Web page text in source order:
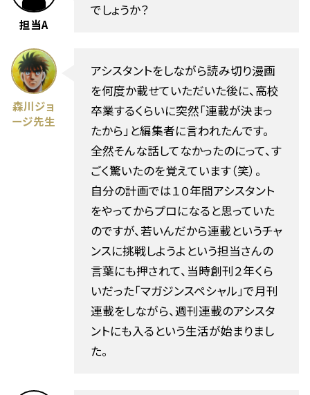
担当A
でしょうか？
森川ジョ
ージ先生
アシスタントをしながら読み切り漫画
を何度か載せていただいた後に、高校
卒業するくらいに突然「連載が決まっ
たから」と編集者に言われたんです。
全然そんな話してなかったのにって、す
ごく驚いたのを覚えています（笑）。
自分の計画では１０年間アシスタント
をやってからプロになると思っていた
のですが、若いんだから連載というチャ
ンスに挑戦しようよという担当さんの
言葉にも押されて、当時創刊２年くら
いだった「マガジンスペシャル」で月刊
連載をしながら、週刊連載のアシスタ
ントにも入るという生活が始まりまし
た。